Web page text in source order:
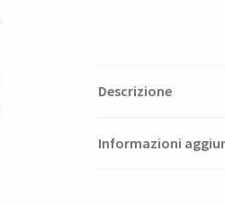
Descrizione
Informazioni